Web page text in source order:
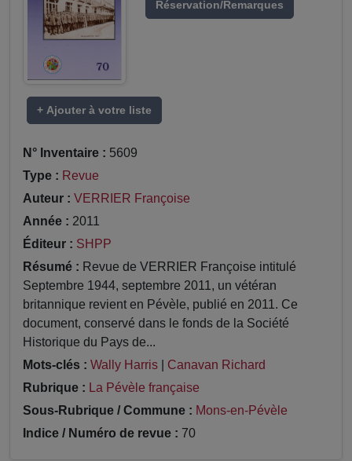
Réservation/Remarques
+ Ajouter à votre liste
N° Inventaire : 5609
Type : Revue
Auteur : VERRIER Françoise
Année : 2011
Éditeur : SHPP
Résumé : Revue de VERRIER Françoise intitulé
Septembre 1944, septembre 2011, un vétéran
britannique revient en Pévèle, publié en 2011. Ce
document, conservé dans le fonds de la Société
Historique du Pays de...
Mots-clés : Wally Harris
Canavan Richard
Rubrique : La Pévèle française
Sous-Rubrique / Commune : Mons-en-Pévèle
Indice / Numéro de revue : 70